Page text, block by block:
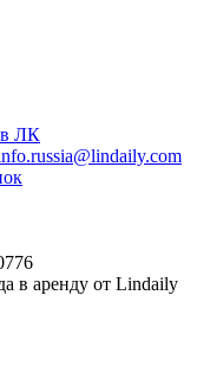
ЛК